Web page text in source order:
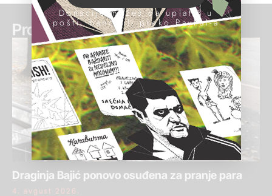
Pročitaj još:
Draginja Bajić ponovo osuđena za pranje para
4. avgust 2026.
Donacije možeš da uplatiš u
pošti, banci ili preko PayPal-a